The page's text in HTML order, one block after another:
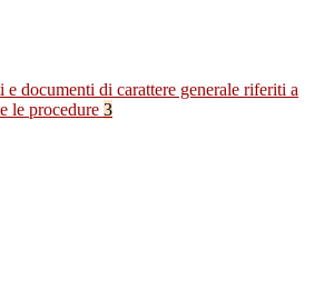
e documenti di carattere generale riferiti a
le procedure 3